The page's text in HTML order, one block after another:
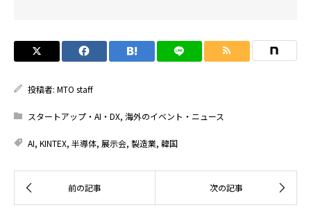
投稿者: MTO staff
スタートアップ・AI・DX, 海外のイベント・ニュース
AI, KINTEX, 半導体, 展示会, 製造業, 韓国